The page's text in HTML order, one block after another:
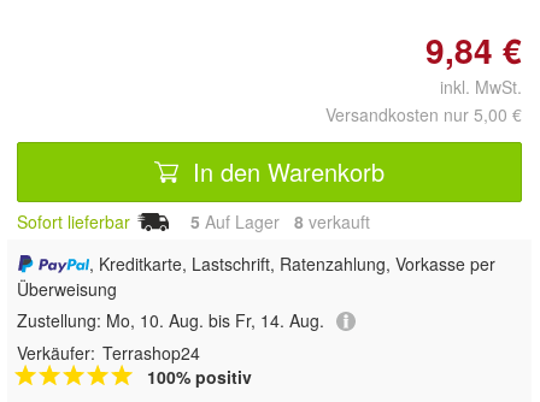
9,84 €
inkl. MwSt.
Versandkosten nur 5,00 €
In den Warenkorb
Sofort lieferbar 5 Auf Lager 8 verkauft
, Kreditkarte, Lastschrift, Ratenzahlung, Vorkasse per
Überweisung
Zustellung: Mo, 10. Aug. bis Fr, 14. Aug.
Verkäufer: Terrashop24
100% positiv